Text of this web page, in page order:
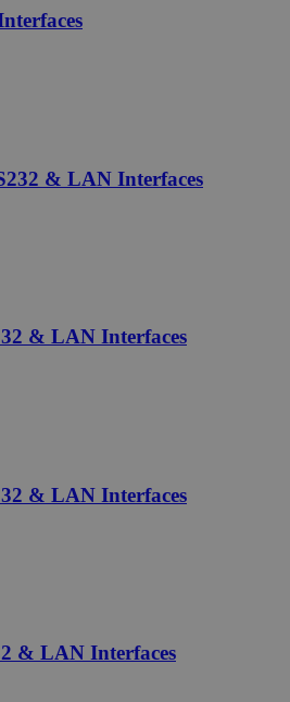
& LAN Interfaces
& LAN Interfaces
& LAN Interfaces
& LAN Interfaces